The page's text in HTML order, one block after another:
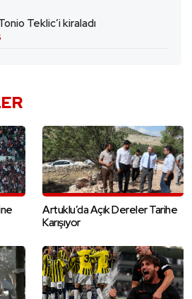
Teklic’i kiraladı
Artuklu’da Açık Dereler Tarihe
Karışıyor